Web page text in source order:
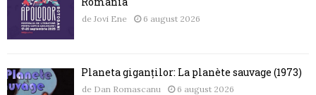
de Jovi Ene 6 august 2026
Planeta giganților: La planète sauvage (1973)
de Dan Romascanu 6 august 2026